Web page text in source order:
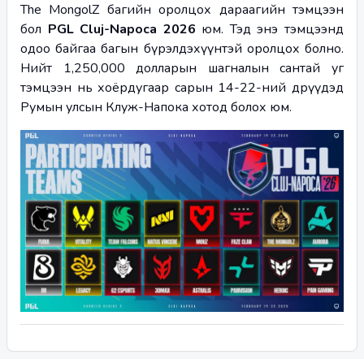
The MongolZ багийн оролцох дараагийн тэмцээн
бол PGL Cluj-Napoca 2026 юм. Тэд энэ тэмцээнд
одоо байгаа багын бүрэлдэхүүнтэй оролцох болно.
Нийт 1,250,000 долларын шагналын сантай уг
тэмцээн нь хоёрдугаар сарын 14-22-ний өдрүүдэд
Румын улсын Клуж-Напока хотод болох юм.